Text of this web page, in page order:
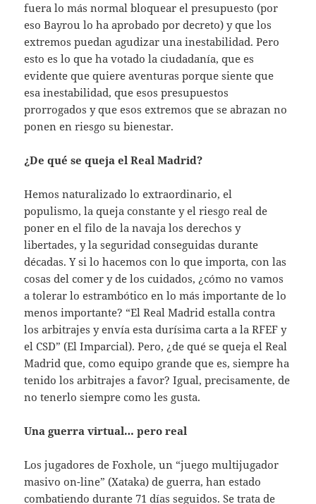
fuera lo más normal bloquear el presupuesto (por
eso Bayrou lo ha aprobado por decreto) y que los
extremos puedan agudizar una inestabilidad. Pero
esto es lo que ha votado la ciudadanía, que es
evidente que quiere aventuras porque siente que
esa inestabilidad, que esos presupuestos
prorrogados y que esos extremos que se abrazan no
ponen en riesgo su bienestar.
¿De qué se queja el Real Madrid?
Hemos naturalizado lo extraordinario, el
populismo, la queja constante y el riesgo real de
poner en el filo de la navaja los derechos y
libertades, y la seguridad conseguidas durante
décadas. Y si lo hacemos con lo que importa, con las
cosas del comer y de los cuidados, ¿cómo no vamos
a tolerar lo estrambótico en lo más importante de lo
menos importante? “El Real Madrid estalla contra
los arbitrajes y envía esta durísima carta a la RFEF y
el CSD” (El Imparcial). Pero, ¿de qué se queja el Real
Madrid que, como equipo grande que es, siempre ha
tenido los arbitrajes a favor? Igual, precisamente, de
no tenerlo siempre como les gusta.
Una guerra virtual… pero real
Los jugadores de Foxhole, un “juego multijugador
masivo on-line” (Xataka) de guerra, han estado
combatiendo durante 71 días seguidos. Se trata de